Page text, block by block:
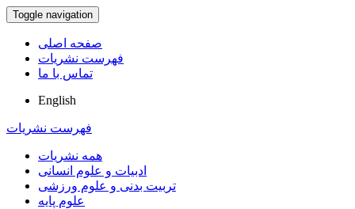
Toggle navigation
صفحه اصلی
فهرست نشریات
تماس با ما
English
فهرست نشریات
همه نشریات
ادبیات و علوم انسانی
تربیت بدنی و علوم ورزشی
علوم پایه